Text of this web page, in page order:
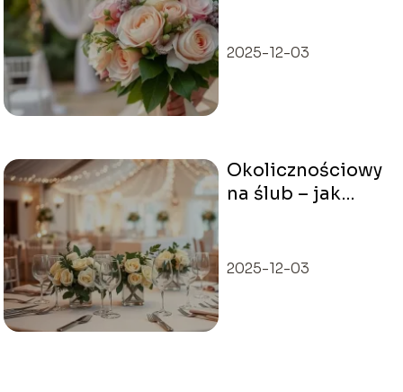
2025-12-03
Okolicznościowy
na ślub – jak
2025-12-03